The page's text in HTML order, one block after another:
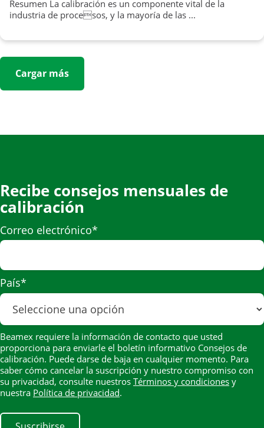
Resumen La calibración es un componente vital de la
industria de procesos, y la mayoría de las ...
Cargar más
Recibe consejos mensuales de
calibración
Correo electrónico*
País*
Beamex requiere la información de contacto que usted
proporciona para enviarle el boletín informativo Consejos de
calibración. Puede darse de baja en cualquier momento. Para
saber cómo cancelar la suscripción y nuestro compromiso con
su privacidad, consulte nuestros Términos y condiciones y
nuestra Política de privacidad.